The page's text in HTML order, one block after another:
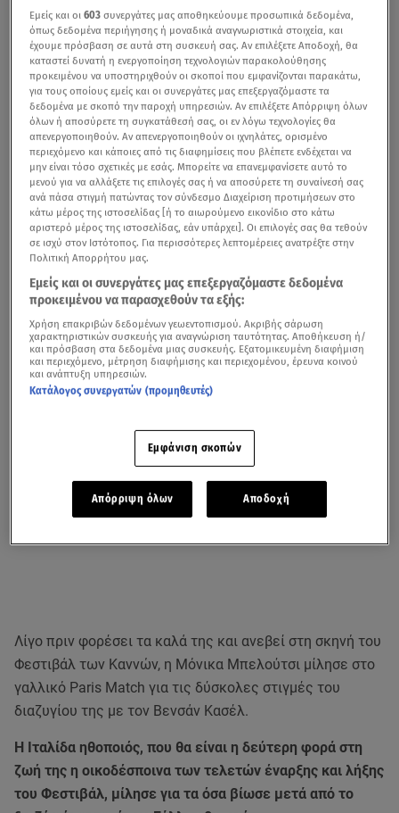
Λίγο πριν φορέσει τα καλά της και ανεβεί στη σκηνή του
Φεστιβάλ των Καννών, η Μόνικα Μπελούτσι μίλησε στο
γαλλικό Paris Match για τις δύσκολες στιγμές του
διαζυγίου της με τον Βενσάν Κασέλ.
Η Ιταλίδα ηθοποιός, που θα είναι η δεύτερη φορά στη
ζωή της η οικοδέσποινα των τελετών έναρξης και λήξης
του Φεστιβάλ, μίλησε για τα όσα βίωσε μετά από το
Εμείς και οι603 συνεργάτες μας αποθηκεύουμε προσωπικά δεδομένα,
όπως δεδομένα περιήγησης ή μοναδικά αναγνωριστικά στοιχεία, και
έχουμε πρόσβαση σε αυτά στη συσκευή σας. Αν επιλέξετε Αποδοχή, θα
καταστεί δυνατή η ενεργοποίηση τεχνολογιών παρακολούθησης
προκειμένου να υποστηριχθούν οι σκοποί που εμφανίζονται παρακάτω,
για τους οποίους εμείς και οι συνεργάτες μας επεξεργαζόμαστε τα
δεδομένα με σκοπό την παροχή υπηρεσιών. Αν επιλέξετε Απόρριψη όλων
όλων ή αποσύρετε τη συγκατάθεσή σας, οι εν λόγω τεχνολογίες θα
απενεργοποιηθούν. Αν απενεργοποιηθούν οι ιχνηλάτες, ορισμένο
περιεχόμενο και κάποιες από τις διαφημίσεις που βλέπετε ενδέχεται να
μην είναι τόσο σχετικές με εσάς. Μπορείτε να επανεμφανίσετε αυτό το
μενού για να αλλάξετε τις επιλογές σας ή να αποσύρετε τη συναίνεσή σας
ανά πάσα στιγμή πατώντας τον σύνδεσμο Διαχείριση προτιμήσεων στο
κάτω μέρος της ιστοσελίδας [ή το αιωρούμενο εικονίδιο στο κάτω
αριστερό μέρος της ιστοσελίδας, εάν υπάρχει]. Οι επιλογές σας θα τεθούν
σε ισχύ στον Ιστότοπος. Για περισσότερες λεπτομέρειες ανατρέξτε στην
Πολιτική Απορρήτου μας.
Εμείς και οι συνεργάτες μας επεξεργαζόμαστε δεδομένα
προκειμένου να παρασχεθούν τα εξής:
Χρήση επακριβών δεδομένων γεωεντοπισμού. Ακριβής σάρωση
χαρακτηριστικών συσκευής για αναγνώριση ταυτότητας. Αποθήκευση ή/
και πρόσβαση στα δεδομένα μιας συσκευής. Εξατομικευμένη διαφήμιση
και περιεχόμενο, μέτρηση διαφήμισης και περιεχομένου, έρευνα κοινού
και ανάπτυξη υπηρεσιών.
Κατάλογος συνεργατών (προμηθευτές)
Εμφάνιση σκοπών
Απόρριψη όλων Αποδοχή